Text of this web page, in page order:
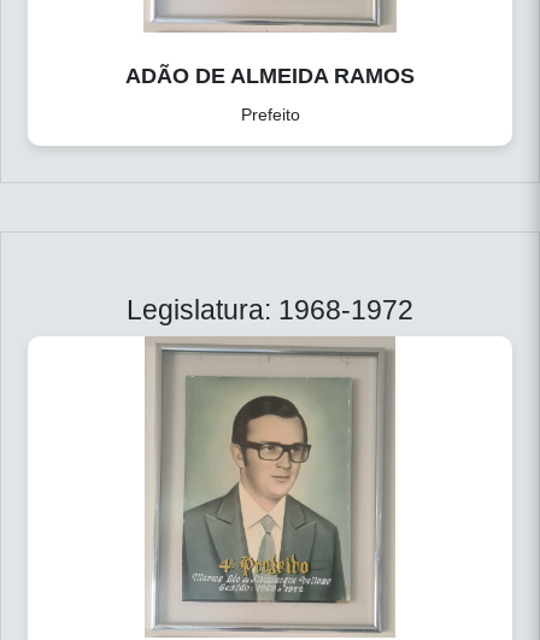
ADÃO DE ALMEIDA RAMOS
Prefeito
Legislatura: 1968-1972